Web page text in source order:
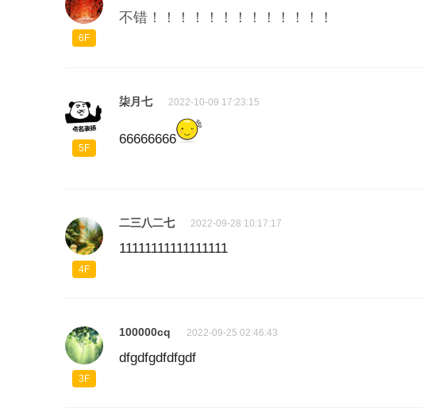
6F
不错！！！！！！！！！！！！！
5F
柒月七 2022-10-09 17:23:15
66666666
4F
二三八二七 2022-09-28 10:17:17
11111111111111111
3F
100000cq 2022-09-25 02:46:43
dfgdfgdfdfgdf